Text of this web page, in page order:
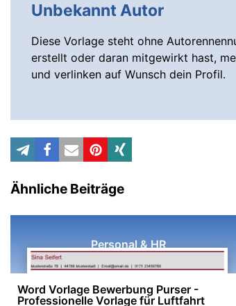
Unbekannt Autor
Diese Vorlage steht ohne
erstellt oder daran mitgewirkt hast,
und verlinken auf Wunsch dein Profil.
Ähnliche Beiträge
Personal & HR
Word Vorlage Bewerbung Purser -
Professionelle Vorlage für Luftfahrt